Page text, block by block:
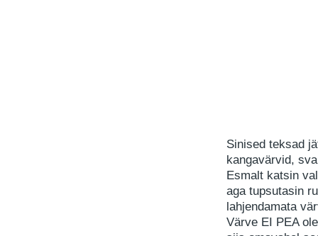
Sinised teksad
kangavärvid,
Esmalt katsin
aga tupsutasin
lahjendamata
Värve EI PEA